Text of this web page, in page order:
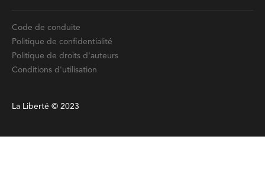
Code de conduite
Politique de confidentialité
Politique de droits d'auteurs
Conditions d'utilisation
La Liberté © 2023